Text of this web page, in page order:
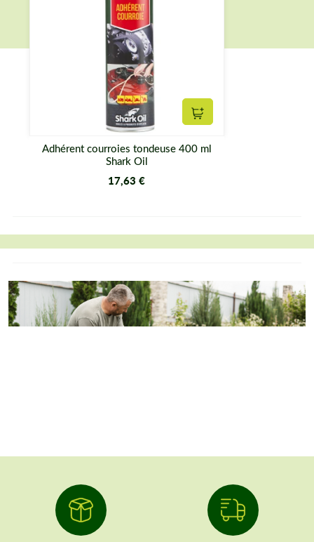
Ajouter au panier
Adhérent courroies tondeuse 400 ml
Shark Oil
17,63 €